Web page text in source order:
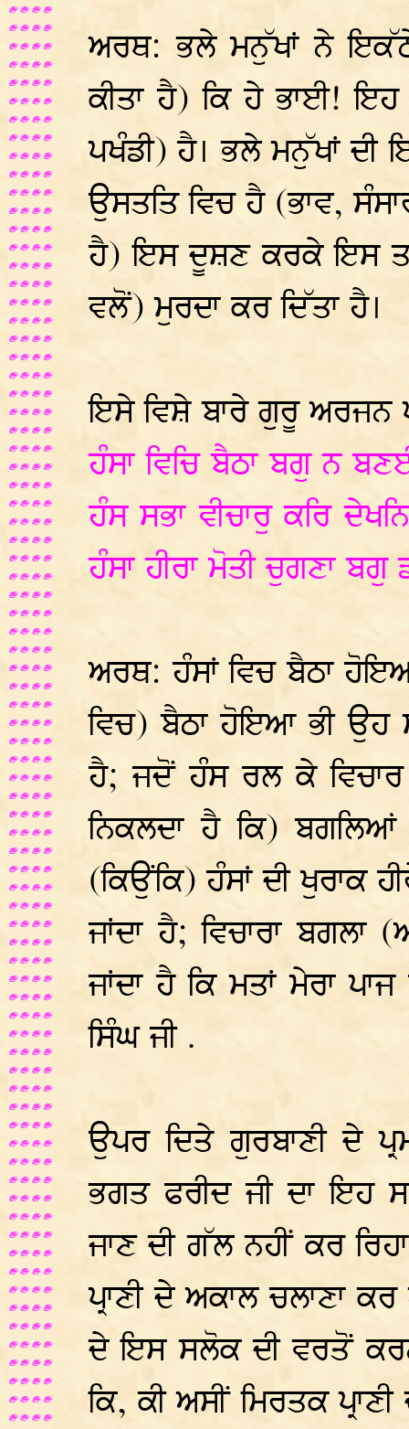
ਅਰਥ: ਭਲੇ ਮਨੁੱਖਾਂ ਨੇ
ਕੀਤਾ ਹੈ) ਕਿ ਹੇ ਭਾਈ!
ਪਖੰਡੀ) ਹੈ। ਭਲੇ ਮਨੁੱਖਾਂ ਦੀ
ਉਸਤਤਿ ਵਿਚ ਹੈ (ਭਾਵ,
ਹੈ) ਇਸ ਦੂਸ਼ਣ ਕਰਕੇ ਇਸ
ਵਲੋਂ) ਮੁਰਦਾ ਕਰ ਦਿੱਤਾ ਹੈ।
ਇਸੇ ਵਿਸ਼ੇ ਬਾਰੇ ਗੁਰੂ ਅਰਜਨ
ਹੰਸਾ ਵਿਚਿ ਬੈਠਾ ਬਗੁ ਨ
ਹੰਸ ਸਭਾ ਵੀਚਾਰੁ ਕਰਿ
ਹੰਸਾ ਹੀਰਾ ਮੋਤੀ ਚੁਗਣਾ ਬਗੁ
ਅਰਥ: ਹੰਸਾਂ ਵਿਚ ਬੈਠਾ
ਵਿਚ) ਬੈਠਾ ਹੋਇਆ ਭੀ ਉਹ
ਹੈ; ਜਦੋਂ ਹੰਸ ਰਲ ਕੇ
ਨਿਕਲਦਾ ਹੈ ਕਿ)
(ਕਿਉਂਕਿ) ਹੰਸਾਂ ਦੀ ਖੁਰਾਕ
ਜਾਂਦਾ ਹੈ; ਵਿਚਾਰਾ
ਜਾਂਦਾ ਹੈ ਕਿ ਮਤਾਂ ਮੇਰਾ ਪਾਜ
ਸਿੰਘ ਜੀ .
ਉਪਰ ਦਿਤੇ ਗੁਰਬਾਣੀ ਦੇ
ਭਗਤ ਫਰੀਦ ਜੀ ਦਾ ਇਹ
ਜਾਣ ਦੀ ਗੱਲ ਨਹੀਂ ਕਰ
ਪ੍ਰਾਣੀ ਦੇ ਅਕਾਲ ਚਲਾਣਾ
ਦੇ ਇਸ ਸਲੋਕ ਦੀ ਵਰਤੋਂ
ਕਿ, ਕੀ ਅਸੀਂ ਮਿਰਤਕ